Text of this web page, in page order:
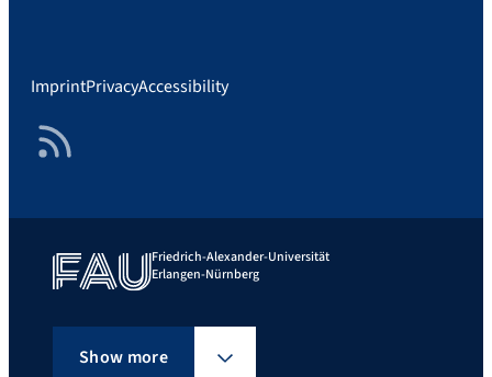
ImprintPrivacyAccessibility
RSS Feed
Friedrich-Alexander-Universität
Erlangen-Nürnberg
Show more